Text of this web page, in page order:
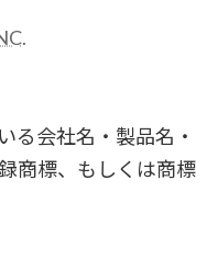
る会社名・製品名・
商標、もしくは商標